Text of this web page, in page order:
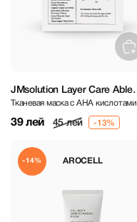
JMsolution Layer Care Able
Mask
Тканевая маска с AHA кислотами
39 лей 45 лей
AROCELL
-14%